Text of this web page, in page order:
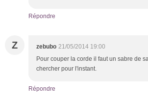
Répondre
Z zebubo 21/05/2014 19:00
Pour couper la corde il faut un sabre de
chercher pour l'instant.
Répondre